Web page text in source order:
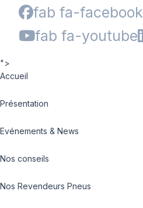
fab fa-facebook
fab fa-youtube
">
Accueil
Présentation
Evénements & News
Nos conseils
Nos Revendeurs Pneus